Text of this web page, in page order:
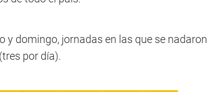
y domingo, jornadas en las que se nadaron
por día).